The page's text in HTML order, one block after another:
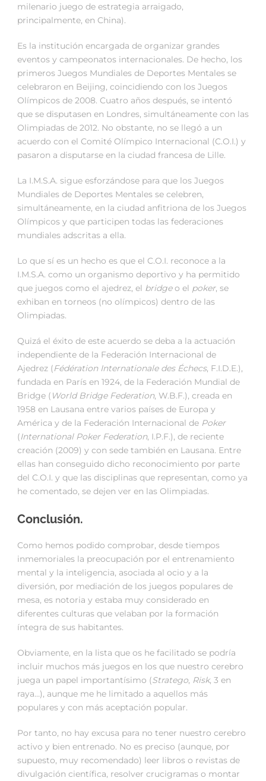
milenario juego de estrategia arraigado,
principalmente, en China).
Es la institución encargada de organizar grandes
eventos y campeonatos internacionales. De hecho, los
primeros Juegos Mundiales de Deportes Mentales se
celebraron en Beijing, coincidiendo con los Juegos
Olímpicos de 2008. Cuatro años después, se intentó
que se disputasen en Londres, simultáneamente con las
Olimpiadas de 2012. No obstante, no se llegó a un
acuerdo con el Comité Olímpico Internacional (C.O.I.) y
pasaron a disputarse en la ciudad francesa de Lille.
La I.M.S.A. sigue esforzándose para que los Juegos
Mundiales de Deportes Mentales se celebren,
simultáneamente, en la ciudad anfitriona de los Juegos
Olímpicos y que participen todas las federaciones
mundiales adscritas a ella.
Lo que sí es un hecho es que el C.O.I. reconoce a la
I.M.S.A. como un organismo deportivo y ha permitido
que juegos como el ajedrez, el bridgeo el poker, se
exhiban en torneos (no olímpicos) dentro de las
Olimpiadas.
Quizá el éxito de este acuerdo se deba a la actuación
independiente de la Federación Internacional de
Ajedrez (Fédération Internationale des Échecs, F.I.D.E.),
fundada en París en 1924, de la Federación Mundial de
Bridge ( World Bridge Federation, W.B.F.), creada en
1958 en Lausana entre varios países de Europa y
América y de la Federación Internacional de Poker
(International Poker Federation, I.P.F.), de reciente
creación (2009) y con sede también en Lausana. Entre
ellas han conseguido dicho reconocimiento por parte
del C.O.I. y que las disciplinas que representan, como ya
he comentado, se dejen ver en las Olimpiadas.
Conclusión.
Como hemos podido comprobar, desde tiempos
inmemoriales la preocupación por el entrenamiento
mental y la inteligencia, asociada al ocio y a la
diversión, por mediación de los juegos populares de
mesa, es notoria y estaba muy considerado en
diferentes culturas que velaban por la formación
íntegra de sus habitantes.
Obviamente, en la lista que os he facilitado se podría
incluir muchos más juegos en los que nuestro cerebro
juega un papel importantísimo (Stratego, Risk, 3 en
raya…), aunque me he limitado a aquellos más
populares y con más aceptación popular.
Por tanto, no hay excusa para no tener nuestro cerebro
activo y bien entrenado. No es preciso (aunque, por
supuesto, muy recomendado) leer libros o revistas de
divulgación científica, resolver crucigramas o montar